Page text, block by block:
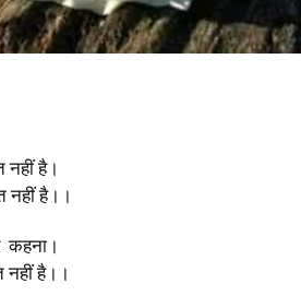
है।
नहीं है।।
है।।